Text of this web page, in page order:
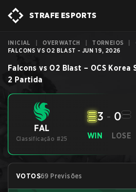
STRAFE ESPORTS
INICIAL OVERWATCH TORNEIOS
FALCONS VS O2 BLAST - JUN 19, 2026
Falcons vs O2 Blast – OCS Korea
2 Partida
FAL
Classificação #25 WIN
3 - 0
LOSE
VOTOS69 Previsões